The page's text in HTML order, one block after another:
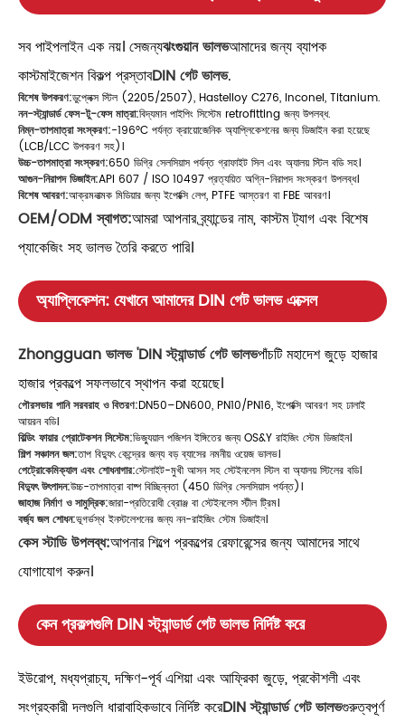
সব পাইপলাইন এক নয়। সেজন্যঝংগুয়ান ভালভআমাদের জন্য ব্যাপক
কাস্টমাইজেশন বিকল্প প্রস্তাবDIN গেট ভালভ.
বিশেষ উপকরণ:ডুপ্লেক্স স্টিল (2205/2507), Hastelloy C276, Inconel, Titanium.
নন-স্ট্যান্ডার্ড ফেস-টু-ফেস মাত্রা:বিদ্যমান পাইপিং সিস্টেম retrofitting জন্য উপলব্ধ.
নিম্ন-তাপমাত্রা সংস্করণ:-196°C পর্যন্ত ক্রায়োজেনিক অ্যাপ্লিকেশনের জন্য ডিজাইন করা হয়েছে
(LCB/LCC উপকরণ সহ)।
উচ্চ-তাপমাত্রা সংস্করণ:650 ডিগ্রি সেলসিয়াস পর্যন্ত গ্রাফাইট সিল এবং অ্যালয় স্টিল বডি সহ।
আগুন-নিরাপদ ডিজাইন:API 607 ​​/ ISO 10497 প্রত্যয়িত অগ্নি-নিরাপদ সংস্করণ উপলব্ধ।
বিশেষ আবরণ:আক্রমনাত্মক মিডিয়ার জন্য ইপোক্সি লেপ, PTFE আস্তরণ বা FBE আবরণ।
OEM/ODM স্বাগত:আমরা আপনার ব্র্যান্ডের নাম, কাস্টম ট্যাগ এবং বিশেষ
প্যাকেজিং সহ ভালভ তৈরি করতে পারি।
অ্যাপ্লিকেশন: যেখানে আমাদের DIN গেট ভালভ এক্সেল
Zhongguan ভালভ 'DIN স্ট্যান্ডার্ড গেট ভালভপাঁচটি মহাদেশ জুড়ে হাজার
হাজার প্রকল্পে সফলভাবে স্থাপন করা হয়েছে।
পৌরসভার পানি সরবরাহ ও বিতরণ:DN50–DN600, PN10/PN16, ইপোক্সি আবরণ সহ ঢালাই
আয়রন বডি।
বিল্ডিং ফায়ার প্রোটেকশন সিস্টেম:ভিজ্যুয়াল পজিশন ইঙ্গিতের জন্য OS&Y রাইজিং স্টেম ডিজাইন।
শিল্প সঞ্চালন জল:তাপ বিদ্যুৎ কেন্দ্রের জন্য বড় ব্যাসের নমনীয় ওয়েজ ভালভ।
পেট্রোকেমিক্যাল এবং শোধনাগার:স্টেলাইট-মুখী আসন সহ স্টেইনলেস স্টিল বা অ্যালয় স্টিলের বডি।
বিদ্যুৎ উৎপাদন:উচ্চ-তাপমাত্রা বাষ্প বিচ্ছিন্নতা (450 ডিগ্রি সেলসিয়াস পর্যন্ত)।
জাহাজ নির্মাণ ও সামুদ্রিক:জারা-প্রতিরোধী ব্রোঞ্জ বা স্টেইনলেস স্টীল ট্রিম।
বর্জ্য জল শোধন:ভূগর্ভস্থ ইনস্টলেশনের জন্য নন-রাইজিং স্টেম ডিজাইন।
কেস স্টাডি উপলব্ধ:আপনার শিল্পে প্রকল্পের রেফারেন্সের জন্য আমাদের সাথে
যোগাযোগ করুন।
কেন প্রকল্পগুলি DIN স্ট্যান্ডার্ড গেট ভালভ নির্দিষ্ট করে
ইউরোপ, মধ্যপ্রাচ্য, দক্ষিণ-পূর্ব এশিয়া এবং আফ্রিকা জুড়ে, প্রকৌশলী এবং
সংগ্রহকারী দলগুলি ধারাবাহিকভাবে নির্দিষ্ট করেDIN স্ট্যান্ডার্ড গেট ভালভগুরুত্বপূর্ণ